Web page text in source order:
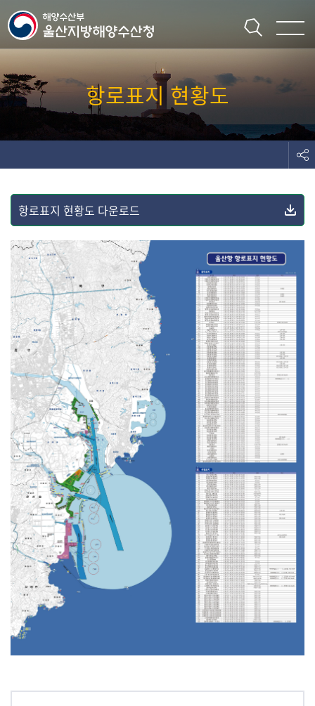
항로표지 현황도
항로표지 현황도 다운로드